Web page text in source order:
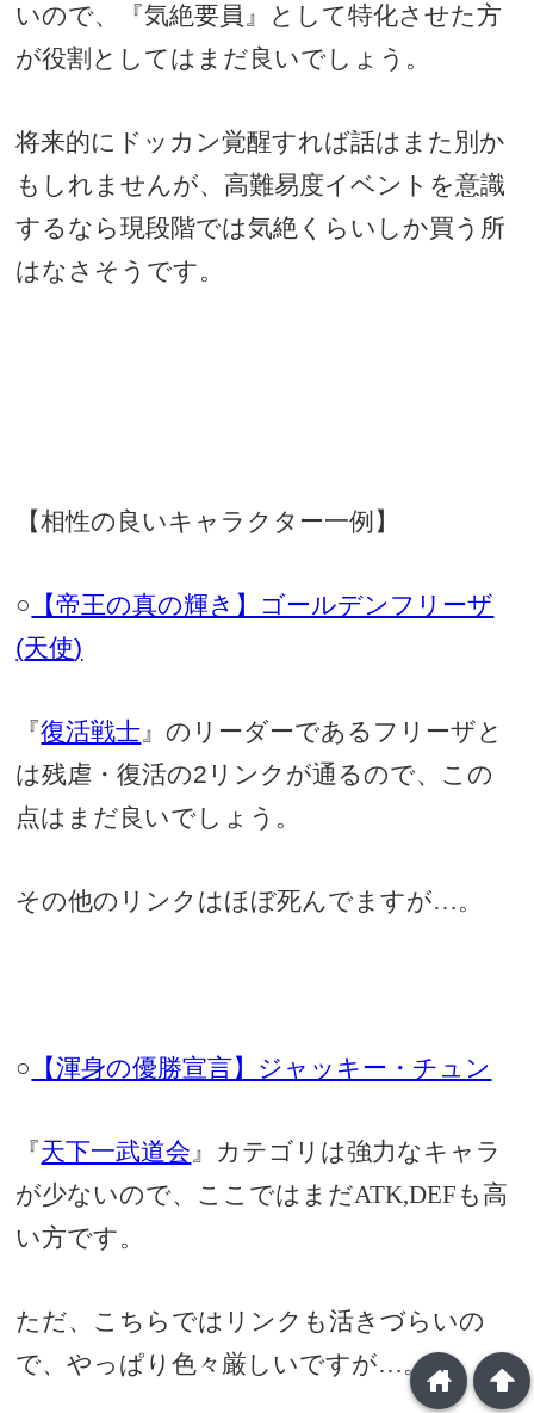
いので、『気絶要員』として特化させた方
が役割としてはまだ良いでしょう。
将来的にドッカン覚醒すれば話はまた別か
もしれませんが、高難易度イベントを意識
するなら現段階では気絶くらいしか買う所
はなさそうです。
【相性の良いキャラクター一例】
○
【帝王の真の輝き】ゴールデンフリーザ
(天使)
『復活戦士』のリーダーであるフリーザと
は残虐・復活の2 リンクが通るので、この
点はまだ良いでしょう。
その他のリンクはほぼ死んでますが…。
○ 【渾身の優勝宣言】ジャッキー・チュン
『天下一武道会』カテゴリは強力なキャラ
が少ないので、ここではまだATK,DEFも高
い方です。
ただ、こちらではリンクも活きづらいの
で、やっぱり色々厳しいですが…。
arrowup
home